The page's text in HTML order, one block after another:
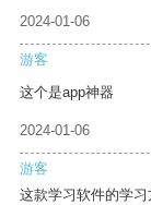
2024-01-06
游客
这个是app神器
2024-01-06
游客
这款学习软件的学